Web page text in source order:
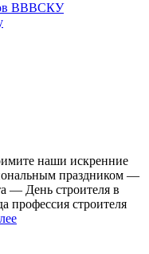
ВВВСКУ
наши искренние
праздником —
— День строителя в
профессия строителя